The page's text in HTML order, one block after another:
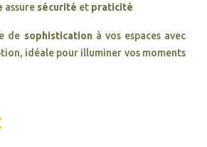
assure sécurité et praticité
de sophisticationà vos espaces avec
idéale pour illuminer vos moments